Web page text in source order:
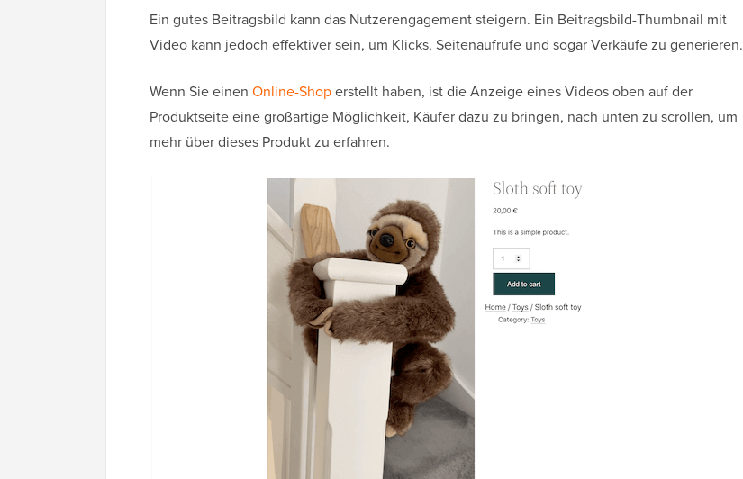
Ein gutes Beitragsbild kann das Nutzerengagement steigern. Ein Beitragsbild-Thumbnail mit
Video kann jedoch effektiver sein, um Klicks, Seitenaufrufe und sogar Verkäufe zu generieren.
Wenn Sie einen Online-Shoperstellt haben, ist die Anzeige eines Videos oben auf der
Produktseite eine großartige Möglichkeit, Käufer dazu zu bringen, nach unten zu scrollen, um
mehr über dieses Produkt zu erfahren.